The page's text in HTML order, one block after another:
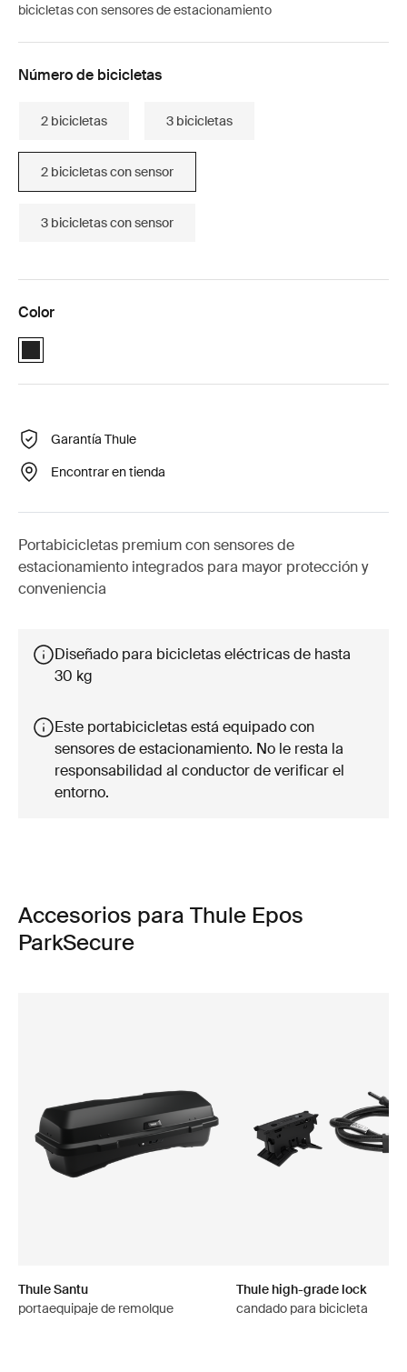
bicicletas con sensores de estacionamiento
Número de bicicletas
2 bicicletas 3 bicicletas
2 bicicletas con sensor
3 bicicletas con sensor
Color
Black (selected)
Garantía Thule
Encontrar en tienda
Portabicicletas premium con sensores de
estacionamiento integrados para mayor protección y
conveniencia
Diseñado para bicicletas eléctricas de hasta
30 kg
Este portabicicletas está equipado con
sensores de estacionamiento. No le resta la
responsabilidad al conductor de verificar el
entorno.
Accesorios para Thule Epos
ParkSecure
Thule Santu
portaequipaje de remolque
Thule high-grade lock
candado para bicicleta